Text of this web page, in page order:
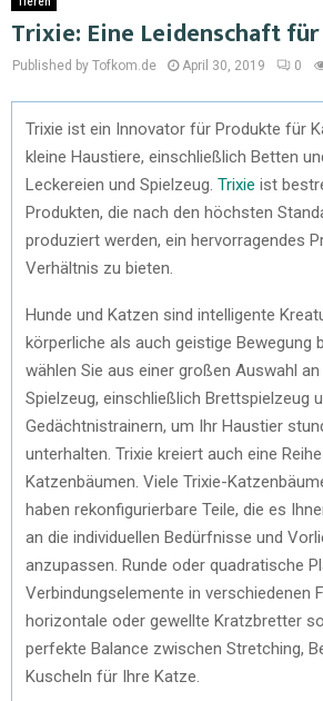
Trixie: Eine Leidenschaft
Published by Tofkom.de April 30, 2019 0
Trixie ist ein Innovator für Produkte für
kleine Haustiere, einschließlich Betten
Leckereien und Spielzeug. Trixie ist
Produkten, die nach den höchsten
produziert werden, ein hervorragendes
Verhältnis zu bieten.
Hunde und Katzen sind intelligente
körperliche als auch geistige Bewegung
wählen Sie aus einer großen Auswahl
Spielzeug, einschließlich Brettspielzeug
Gedächtnistrainern, um Ihr Haustier
unterhalten. Trixie kreiert auch eine
Katzenbäumen. Viele Trixie-
haben rekonfigurierbare Teile, die es
an die individuellen Bedürfnisse und
anzupassen. Runde oder quadratische
Verbindungselemente in verschiedenen
horizontale oder gewellte Kratzbretter
perfekte Balance zwischen Stretching,
Kuscheln für Ihre Katze.